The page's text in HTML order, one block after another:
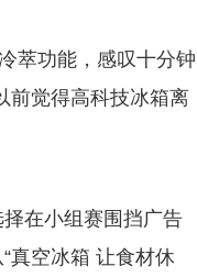
萃功能，感叹十分钟
前觉得高科技冰箱离
在小组赛围挡广告
真空冰箱 让食材休